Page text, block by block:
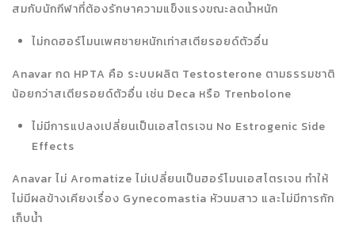
สมกับนักกีฬาที่ต้องรักษาความแข็งแรงขณะลดน้ำหนัก
ไม่กดฮอร์โมนเพศชายหนักเท่าสเตียรอยด์ตัวอื่น
Anavar กด HPTA คือ ระบบผลิต Testosterone ตามธรรมชาติ
น้อยกว่าสเตียรอยด์ตัวอื่น เช่น Deca หรือ Trenbolone
ไม่มีการแปลงเปลี่ยนเป็นเอสโตรเจน No Estrogenic Side
Effects
Anavar ไม่ Aromatize ไม่เปลี่ยนเป็นฮอร์โมนเอสโตรเจน ทำให้
ไม่มีผลข้างเคียงเรื่อง Gynecomastia หัวนมสาว และไม่มีการกัก
เก็บน้ำ